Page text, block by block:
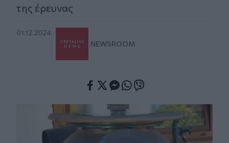
της έρευνας
01.12.2024
NEWSROOM